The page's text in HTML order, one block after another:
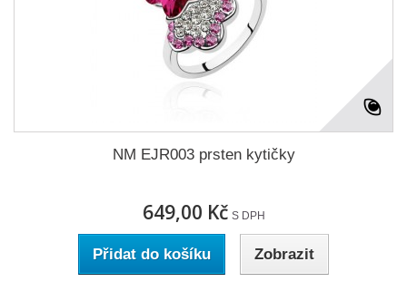
NM EJR003 prsten kytičky
649,00 Kč S DPH
Přidat do košíku Zobrazit